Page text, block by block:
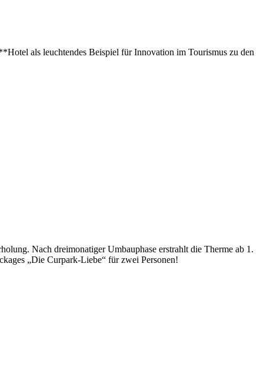
als leuchtendes Beispiel für Innovation im Tourismus zu den
Nach dreimonatiger Umbauphase erstrahlt die Therme ab 1.
„Die Curpark-Liebe“ für zwei Personen!